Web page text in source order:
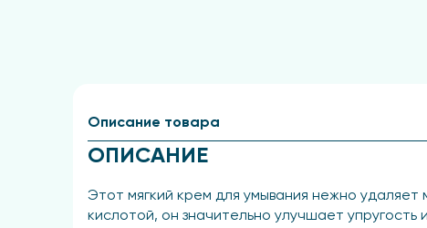
Описание товара
ОПИСАНИЕ
Этот мягкий крем для умывания нежно
кислотой, он значительно улучшает